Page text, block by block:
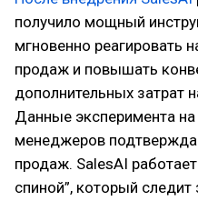
получило мощный
мгновенно реагировать
продаж и повышать
дополнительных затрат
Данные эксперимента
менеджеров
продаж. SalesAI
спиной”, который